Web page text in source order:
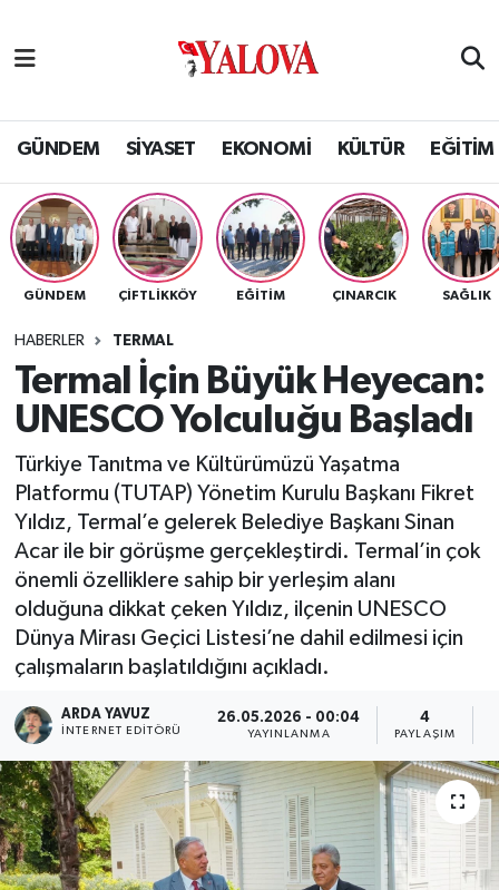
GÜNDEM SİYASET EKONOMİ KÜLTÜR EĞİTİM
GÜNDEM ÇİFTLİKKÖY EĞİTİM ÇINARCIK SAĞLIK
HABERLER TERMAL
Termal İçin Büyük Heyecan:
UNESCO Yolculuğu Başladı
Türkiye Tanıtma ve Kültürümüzü Yaşatma
Platformu (TUTAP) Yönetim Kurulu Başkanı Fikret
Yıldız, Termal’e gelerek Belediye Başkanı Sinan
Acar ile bir görüşme gerçekleştirdi. Termal’in çok
önemli özelliklere sahip bir yerleşim alanı
olduğuna dikkat çeken Yıldız, ilçenin UNESCO
Dünya Mirası Geçici Listesi’ne dahil edilmesi için
çalışmaların başlatıldığını açıkladı.
ARDA YAVUZ
İNTERNET EDITÖRÜ
26.05.2026 - 00:04
YAYINLANMA
4
PAYLAŞIM
SİYASET
EKONOMİ
KÜLTÜR
BİLİM VE TEKNOLOJİ
ASAYİŞ
SAĞLIK
SPOR
İLÇELERİMİZ
RESMİ İLAN
Yalova Nöbetçi Eczaneler
Yalova Hava Durumu
Yalova Namaz Vakitleri
Yalova Trafik Yoğunluk Haritası
Tüm Manşetler
Son Dakika Haberleri
Haber Arşivi